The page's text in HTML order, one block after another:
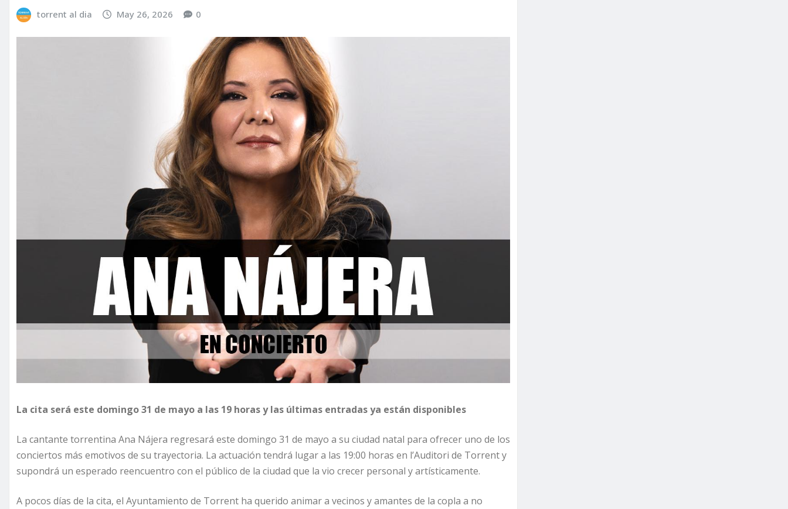
torrent al dia May 26, 2026 0
La cita será este domingo 31 de mayo a las 19 horas y las últimas entradas ya están disponibles
La cantante torrentina Ana Nájera regresará este domingo 31 de mayo a su ciudad natal para ofrecer uno de los
conciertos más emotivos de su trayectoria. La actuación tendrá lugar a las 19:00 horas en l’Auditori de Torrent y
supondrá un esperado reencuentro con el público de la ciudad que la vio crecer personal y artísticamente.
A pocos días de la cita, el Ayuntamiento de Torrent ha querido animar a vecinos y amantes de la copla a no